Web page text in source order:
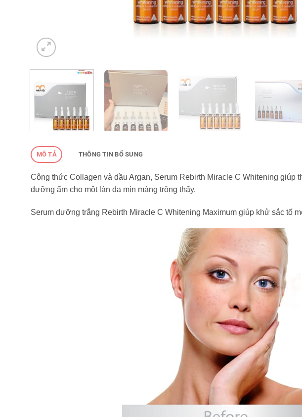
MÔ TẢ THÔNG TIN BỔ SUNG
Công thức Collagen và dầu Argan, Serum Rebirth Miracle C Whitening giúp
dưỡng ẩm cho một làn da mịn màng trông thấy.
Serum dưỡng trắng Rebirth Miracle C Whitening Maximum giúp khử sắc tố